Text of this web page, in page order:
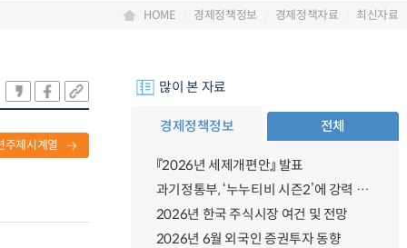
HOME 경제정책정보 경제정책자료 최신자료
주제시계열
많이 본 자료
경제정책정보 전체
『2026년 세제개편안』 발표
과기정통부, ‘누누티비 시즌2’에 강력 대응 의지 밝혀
2026년 한국 주식시장 여건 및 전망
2026년 6월 외국인 증권투자 동향